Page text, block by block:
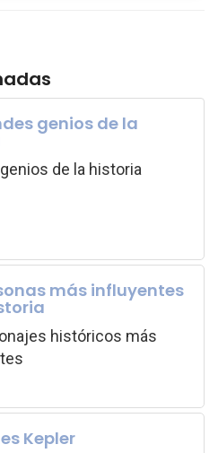
genios de la
de la historia
más influyentes
históricos más
Kepler